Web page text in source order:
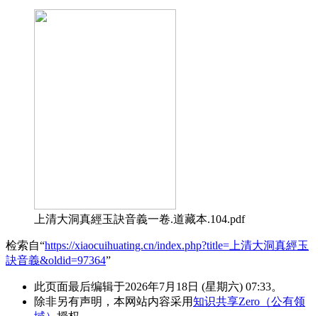
上清大洞真經玉訣音義一卷.道藏本.104.pdf
检索自“https://xiaocuihuating.cn/index.php?title=上清大洞真經玉
訣音義&oldid=97364”
此页面最后编辑于2026年7月18日 (星期六) 07:33。
除非另有声明，本网站内容采用知识共享Zero（公有领